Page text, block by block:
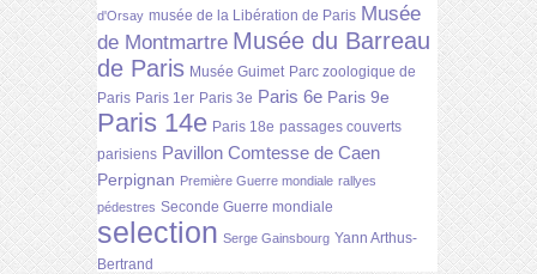
d'Orsay musée de la Libération de Paris Musée
de Montmartre Musée du Barreau
de Paris Musée Guimet Parc zoologique de
Paris Paris 1er Paris 3e Paris 6e Paris 9e
Paris 14e Paris 18e passages couverts
parisiens Pavillon Comtesse de Caen
Perpignan Première Guerre mondiale rallyes
pédestres Seconde Guerre mondiale
selection Serge Gainsbourg Yann Arthus-
Bertrand